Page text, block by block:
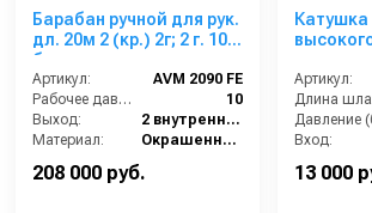
Барабан ручной для рук.
дл. 20м 2 (кр.) 2г; 2 г. 10
бар
Артикул:
AVM 2090 FE
Рабочее давление (бар):
10
Выход:
2 внутренняя резьба
Материал:
Окрашенная сталь
208 000 руб.
275bar,
Артикул:
Вход:
13 000